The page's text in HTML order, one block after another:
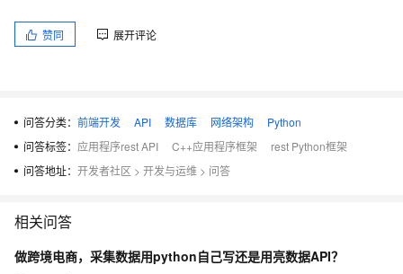
赞同 展开评论
问答分类： 前端开发 API 数据库 网络架构
Python
问答标签： 应用程序rest API C++应用程序框架
rest Python框架
问答地址： 开发者社区 > 开发与运维 > 问答
相关问答
做跨境电商，采集数据用python自己写还是用亮数据API？